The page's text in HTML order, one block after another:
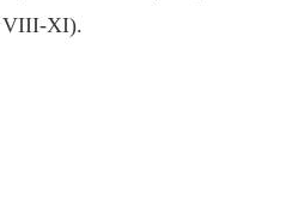
VIII-XI).